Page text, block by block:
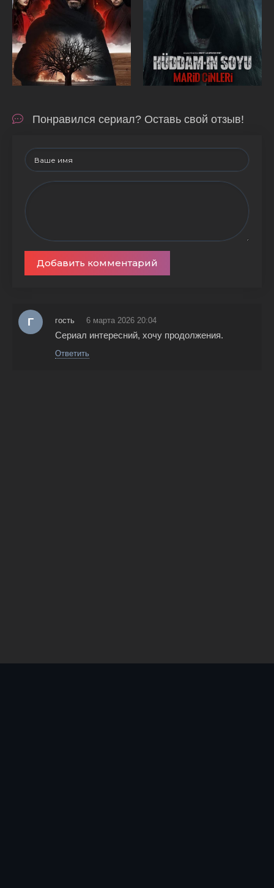
Понравился сериал? Оставь свой отзыв!
Добавить комментарий
Г гость 6 марта 2026 20:04
Сериал интересний, хочу продолжения.
Ответить